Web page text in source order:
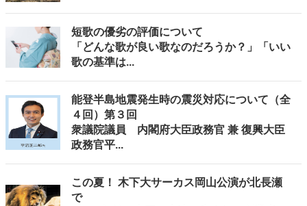
短歌の優劣の評価について
「どんな歌が良い歌なのだろうか？」「いい
歌の基準は...
能登半島地震発生時の震災対応について（全
４回）第３回
衆議院議員 内閣府大臣政務官 兼 復興大臣
政務官平...
この夏！ 木下大サーカス岡山公演が北長瀬
で